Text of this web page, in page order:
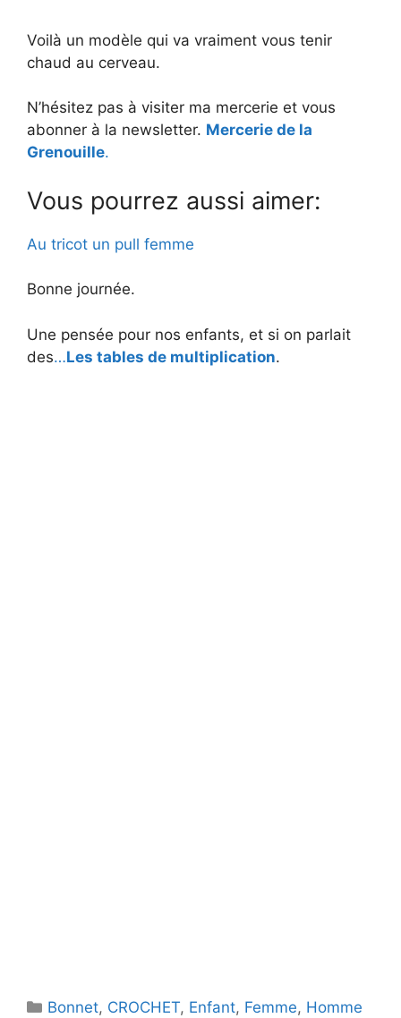
y
V
d
Voilà un modèle qui va vraiment vous tenir
chaud au cerveau.
N’hésitez pas à visiter ma mercerie et vous
abonner à la newsletter. Mercerie de la
Grenouille.
Vous pourrez aussi aimer:
Au tricot un pull femme
Bonne journée.
Une pensée pour nos enfants, et si on parlait
des…Les tables de multiplication.
Catégories
Bonnet, CROCHET, Enfant, Femme, Homme